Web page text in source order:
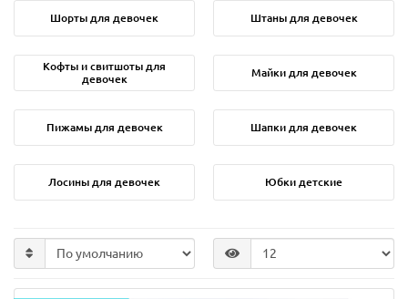
Шорты для девочек Штаны для девочек
Кофты и свитшоты для
девочек
Майки для девочек
Пижамы для девочек Шапки для девочек
Лосины для девочек Юбки детские